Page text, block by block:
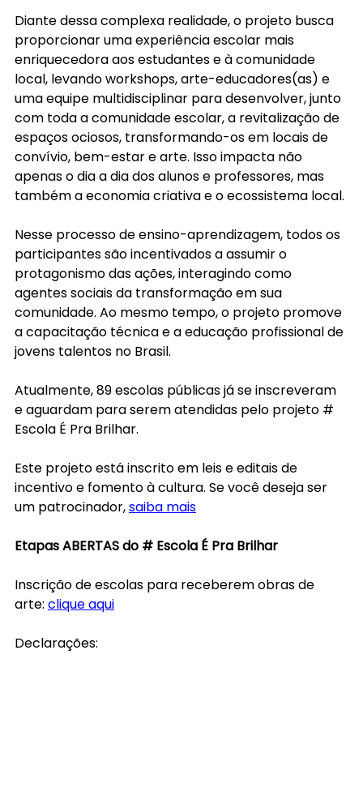
Diante dessa complexa realidade, o projeto busca
proporcionar uma experiência escolar mais
enriquecedora aos estudantes e à comunidade
local, levando workshops, arte-educadores(as) e
uma equipe multidisciplinar para desenvolver, junto
com toda a comunidade escolar, a revitalização de
espaços ociosos, transformando-os em locais de
convívio, bem-estar e arte. Isso impacta não
apenas o dia a dia dos alunos e professores, mas
também a economia criativa e o ecossistema local.
Nesse processo de ensino-aprendizagem, todos os
participantes são incentivados a assumir o
protagonismo das ações, interagindo como
agentes sociais da transformação em sua
comunidade. Ao mesmo tempo, o projeto promove
a capacitação técnica e a educação profissional de
jovens talentos no Brasil.
Atualmente, 89 escolas públicas já se inscreveram
e aguardam para serem atendidas pelo projeto #
Escola É Pra Brilhar.
Este projeto está inscrito em leis e editais de
incentivo e fomento à cultura. Se você deseja ser
um patrocinador, saiba mais
Etapas ABERTAS do # Escola É Pra Brilhar
Inscrição de escolas para receberem obras de
arte: clique aqui
Declarações: